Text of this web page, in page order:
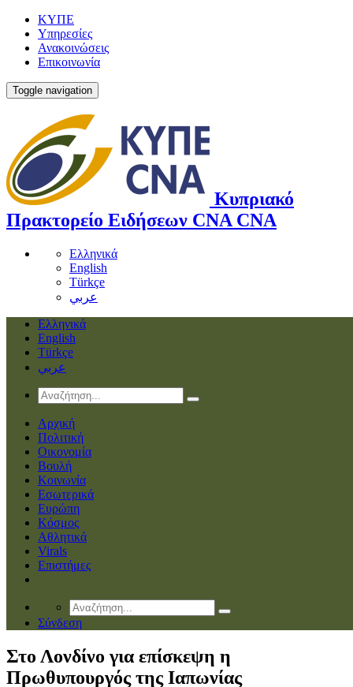
ΚΥΠΕ
Υπηρεσίες
Ανακοινώσεις
Επικοινωνία
Toggle navigation
Κυπριακό
Πρακτορείο Ειδήσεων CNA CNA
Ελληνικά
English
Türkçe
عربي
Ελληνικά
English
Türkçe
عربي
Αρχική
Πολιτική
Οικονομία
Βουλή
Κοινωνία
Εσωτερικά
Ευρώπη
Κόσμος
Αθλητικά
Virals
Επιστήμες
Σύνδεση
Στο Λονδίνο για επίσκεψη η
Πρωθυπουργός της Ιαπωνίας